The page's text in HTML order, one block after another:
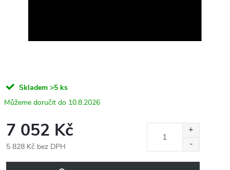
Skladem >5 ks
10.8.2026
7 052 Kč
5 828 Kč bez DPH